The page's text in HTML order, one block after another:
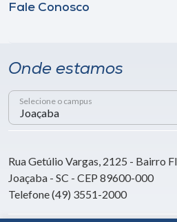
Fale Conosco
Onde estamos
Selecione o campus
Rua Getúlio Vargas, 2125 - Bairro
Joaçaba - SC - CEP 89600-000
Telefone (49) 3551-2000